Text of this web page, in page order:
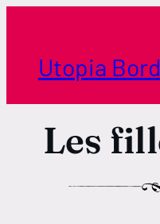
contenuUtopia
Les